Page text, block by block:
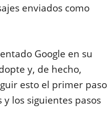
enviados como
Google en su
y, de hecho,
esto el primer paso
y los siguientes pasos